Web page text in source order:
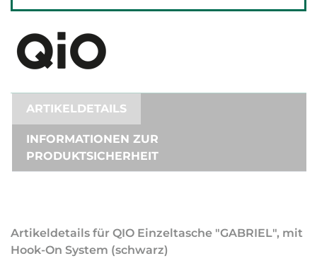
ARTIKELDETAILS
INFORMATIONEN ZUR
PRODUKTSICHERHEIT
Artikeldetails für QIO Einzeltasche "GABRIEL", mit
Hook-On System (schwarz)